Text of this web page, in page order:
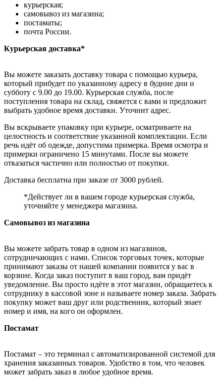
курьерская;
самовывоз из магазина;
постаматы;
почта России.
Курьерская доставка*
Вы можете заказать доставку товара с помощью курьера,
который прибудет по указанному адресу в будние дни и
субботу с 9.00 до 19.00. Курьерская служба, после
поступления товара на склад, свяжется с вами и предложит
выбрать удобное время доставки. Уточнит адрес.
Вы вскрываете упаковку при курьере, осматриваете на
целостность и соответствие указанной комплектации. Если
речь идёт об одежде, допустима примерка. Время осмотра и
примерки ограничено 15 минутами. После вы можете
отказаться частично или полностью от покупки.
Доставка бесплатна при заказе от 3000 рублей.
*Действует ли в вашем городе курьерская служба,
уточняйте у менеджера магазина.
Самовывоз из магазина
Вы можете забрать товар в одном из магазинов,
сотрудничающих с нами. Список торговых точек, которые
принимают заказы от нашей компании появится у вас в
корзине. Когда заказ поступит в ваш город, вам придёт
уведомление. Вы просто идёте в этот магазин, обращаетесь к
сотруднику в кассовой зоне и называете номер заказа. Забрать
покупку может ваш друг или родственник, который знает
номер и имя, на кого он оформлен.
Постамат
Постамат – это терминал с автоматизированной системой для
хранения заказанных товаров. Удобство в том, что человек
может забрать заказ в любое удобное время.